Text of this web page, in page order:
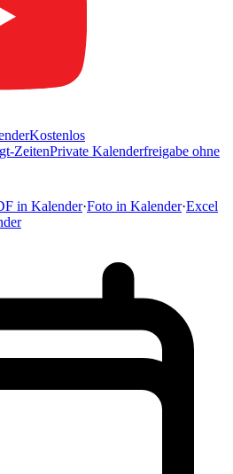
Kostenlos
ZeitenPrivate Kalenderfreigabe ohne
in Kalender·Foto in Kalender·Excel